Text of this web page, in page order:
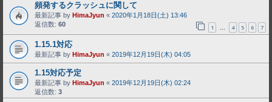
頻発するクラッシュに関して
最新記事 by HimaJyun « 2020年1月18日(土) 13:46
返信数: 60 1 … 4 5 6 7
1.15.1対応
最新記事 by HimaJyun « 2019年12月19日(木) 04:05
1.15対応予定
最新記事 by HimaJyun « 2019年12月19日(木) 02:24
返信数: 3